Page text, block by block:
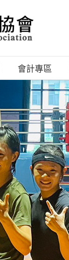
會計專區